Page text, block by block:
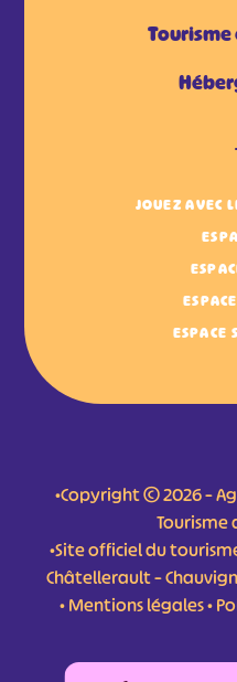
JOUEZ AVEC
ESPACE
•Copyright © 2026 –
Tourisme
•Site officiel du
Châtellerault –
•Mentions légales•